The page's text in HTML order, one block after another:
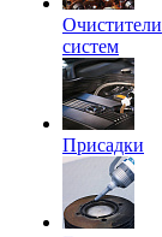
Очистители
систем
Присадки